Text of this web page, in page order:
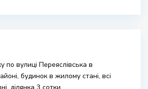
по вулиці Переяслівська в
будинок в жилому стані, всі